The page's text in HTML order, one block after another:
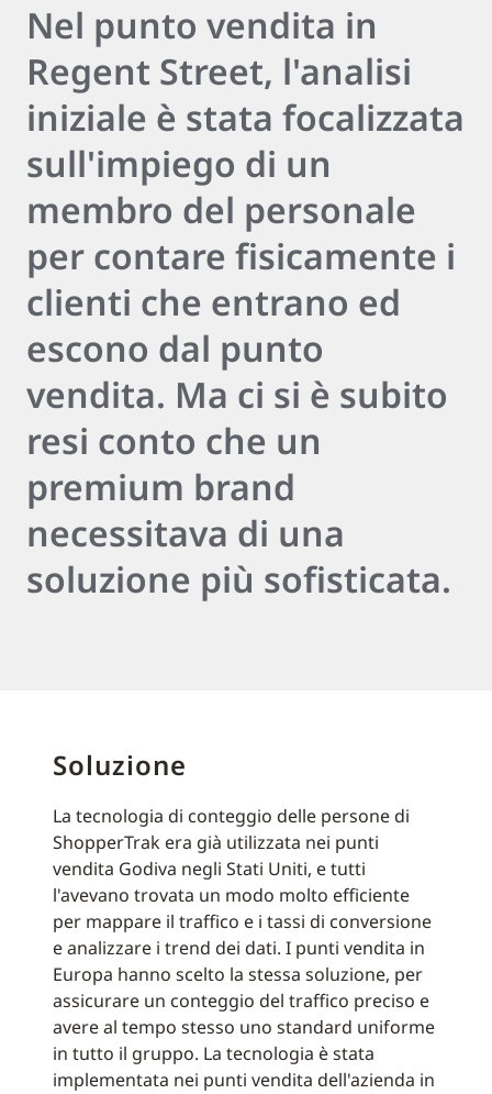
Nel punto vendita in
Regent Street, l'analisi
iniziale è stata focalizzata
sull'impiego di un
membro del personale
per contare fisicamente i
clienti che entrano ed
escono dal punto
vendita. Ma ci si è subito
resi conto che un
premium brand
necessitava di una
soluzione più sofisticata.
Soluzione
La tecnologia di conteggio delle persone di
ShopperTrak era già utilizzata nei punti
vendita Godiva negli Stati Uniti, e tutti
l'avevano trovata un modo molto efficiente
per mappare il traffico e i tassi di conversione
e analizzare i trend dei dati. I punti vendita in
Europa hanno scelto la stessa soluzione, per
assicurare un conteggio del traffico preciso e
avere al tempo stesso uno standard uniforme
in tutto il gruppo. La tecnologia è stata
implementata nei punti vendita dell'azienda in